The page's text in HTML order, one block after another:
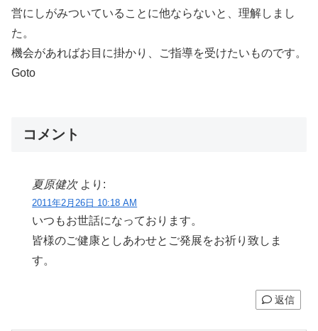
営にしがみついていることに他ならないと、理解しまし
た。
機会があればお目に掛かり、ご指導を受けたいものです。
Goto
コメント
夏原健次 より:
2011年2月26日 10:18 AM
いつもお世話になっております。
皆様のご健康としあわせとご発展をお祈り致しま
す。
返信